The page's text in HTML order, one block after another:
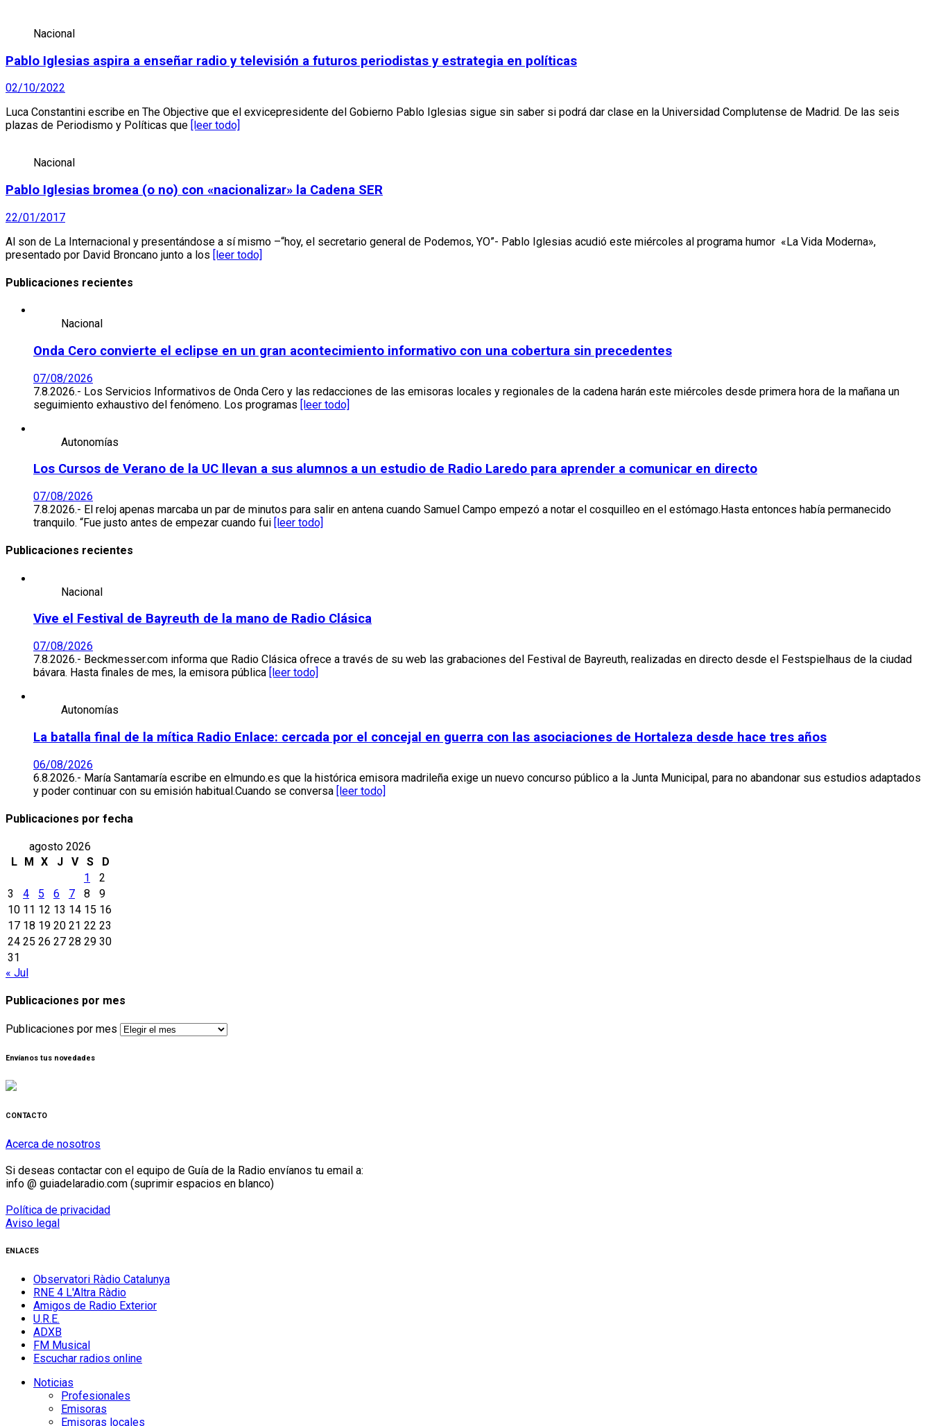
Nacional
Pablo Iglesias aspira a enseñar radio y televisión a futuros periodistas y estrategia en políticas
02/10/2022
Luca Constantini escribe en The Objective que el exvicepresidente del Gobierno Pablo Iglesias sigue sin saber si podrá dar clase en la Universidad Complutense de Madrid. De las seis
plazas de Periodismo y Políticas que
[leer todo]
Nacional
Pablo Iglesias bromea (o no) con «nacionalizar» la Cadena SER
22/01/2017
Al son de La Internacional y presentándose a sí mismo –“hoy, el secretario general de Podemos, YO”- Pablo Iglesias acudió este miércoles al programa humor «La Vida Moderna»,
presentado por David Broncano junto a los [leer todo]
Publicaciones recientes
Nacional
Onda Cero convierte el eclipse en un gran acontecimiento informativo con una cobertura sin precedentes
07/08/2026
7.8.2026.- Los Servicios Informativos de Onda Cero y las redacciones de las emisoras locales y regionales de la cadena harán este miércoles desde primera hora de la mañana un
seguimiento exhaustivo del fenómeno. Los programas [leer todo]
Autonomías
Los Cursos de Verano de la UC llevan a sus alumnos a un estudio de Radio Laredo para aprender a comunicar en directo
07/08/2026
7.8.2026.- El reloj apenas marcaba un par de minutos para salir en antena cuando Samuel Campo empezó a notar el cosquilleo en el estómago.Hasta entonces había permanecido
tranquilo. “Fue justo antes de empezar cuando fui
[leer todo]
Publicaciones recientes
Nacional
Vive el Festival de Bayreuth de la mano de Radio Clásica
07/08/2026
7.8.2026.- Beckmesser.com informa que Radio Clásica ofrece a través de su web las grabaciones del Festival de Bayreuth, realizadas en directo desde el Festspielhaus de la ciudad
bávara. Hasta finales de mes, la emisora pública [leer todo]
Autonomías
La batalla final de la mítica Radio Enlace: cercada por el concejal en guerra con las asociaciones de Hortaleza desde hace tres años
06/08/2026
6.8.2026.- María Santamaría escribe en elmundo.es que la histórica emisora madrileña exige un nuevo concurso público a la Junta Municipal, para no abandonar sus estudios adaptados
y poder continuar con su emisión habitual.Cuando se conversa [leer todo]
Publicaciones por fecha
agosto 2026
L
M X J V S
D
1
2
3
4 5 6 7 8
9
10 11 12 13 14 15 16
17 18 19 20 21 22 23
24 25 26 27 28 29 30
31
« Jul
Publicaciones por mes
Publicaciones por mes
Envíanos tus novedades
CONTACTO
Acerca de nosotros
Si deseas contactar con el equipo de Guía de la Radio envíanos tu email a:
info @ guiadelaradio.com (suprimir espacios en blanco)
Política de privacidad
Aviso legal
ENLACES
Observatori Ràdio Catalunya
RNE 4 L'Altra Ràdio
Amigos de Radio Exterior
U.R.E.
ADXB
FM Musical
Escuchar radios online
Noticias
Profesionales
Emisoras
Emisoras locales